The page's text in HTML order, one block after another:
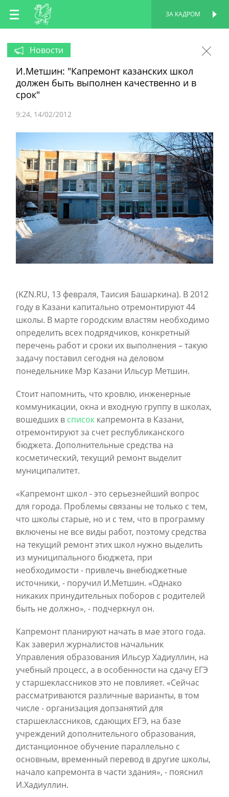
RU
EN
ЗА КАДРОМ
Новости
И.Метшин: "Капремонт казанских школ
должен быть выполнен качественно и в
срок"
9:24 14/02/2012
(KZN.RU, 13 февраля, Таисия Башаркина). В 2012
году в Казани капитально отремонтируют 44
школы. В марте городским властям необходимо
определить всех подрядчиков, конкретный
перечень работ и сроки их выполнения – такую
задачу поставил сегодня на деловом
понедельнике Мэр Казани Ильсур Метшин.
Стоит напомнить, что кровлю, инженерные
коммуникации, окна и входную группу в школах,
вошедших в список капремонта в Казани,
отремонтируют за счет республиканского
бюджета. Дополнительные средства на
косметический, текущий ремонт выделит
муниципалитет.
«Капремонт школ - это серьезнейший вопрос
для города. Проблемы связаны не только с тем,
что школы старые, но и с тем, что в программу
включены не все виды работ, поэтому средства
на текущий ремонт этих школ нужно выделить
из муниципального бюджета, при
необходимости - привлечь внебюджетные
источники, - поручил И.Метшин. «Однако
никаких принудительных поборов с родителей
быть не должно», - подчеркнул он.
Капремонт планируют начать в мае этого года.
Как заверил журналистов начальник
Управления образования Ильсур Хадиуллин, на
учебный процесс, а в особенности на сдачу ЕГЭ
у старшеклассников это не повлияет. «Сейчас
рассматриваются различные варианты, в том
числе - организация допзанятий для
старшеклассников, сдающих ЕГЭ, на базе
учреждений дополнительного образования,
дистанционное обучение параллельно с
основным, временный перевод в другие школы,
начало капремонта в части здания», - пояснил
И.Хадиуллин.
ПЕРСОНАЛЬНАЯ